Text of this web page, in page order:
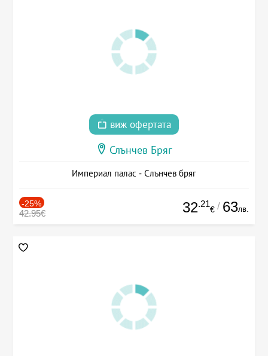
виж офертата
Слънчев Бряг
Империал палас - Слънчев бряг
-25%
42.95€ 32.21
€ / 63лв.